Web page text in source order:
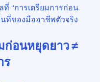
ที่ “การเตรียมการก่อน
ที่ของมืออาชีพตัวจริง
ก่อนหยุดยาว ≠
ร